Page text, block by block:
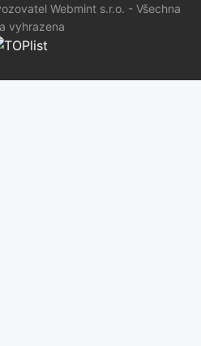
Webmint s.r.o. - Všechna
vyhrazena